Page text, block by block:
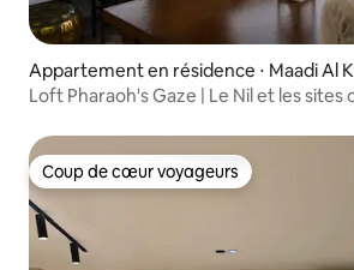
Appartement en résidence ⋅ Maadi Al
Ash Sharqeyah
Loft Pharaoh's Gaze | Le Nil et les sites
Coup de cœur voyageurs
Coup de cœur voyageurs